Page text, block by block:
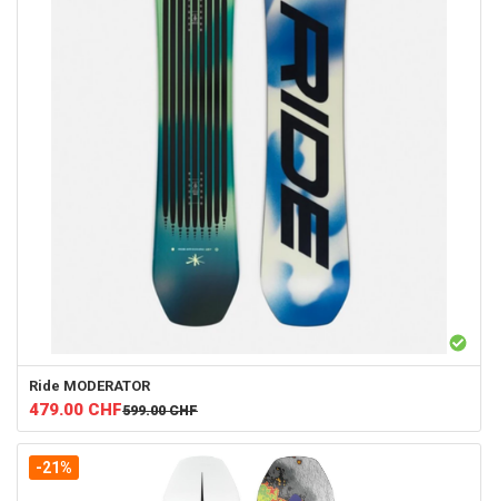
Ride MODERATOR
479.00 CHF599.00 CHF
-21%